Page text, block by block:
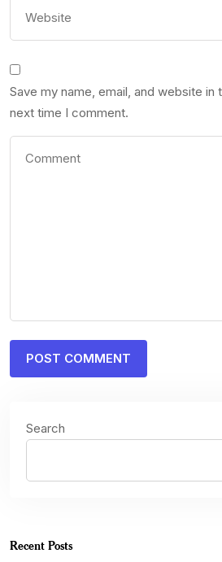
Save my name, email, and website
next time I comment.
Search
Recent Posts